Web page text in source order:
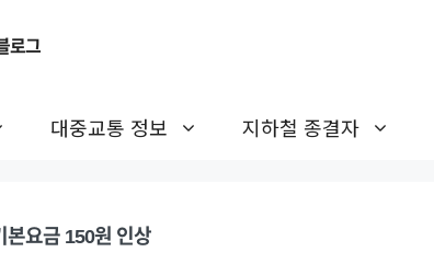
로그
대중교통 정보 지하철 종결자
본요금 150원 인상